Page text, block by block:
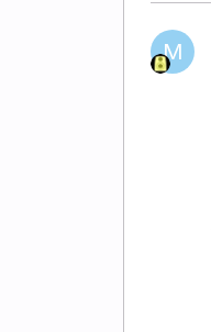
M